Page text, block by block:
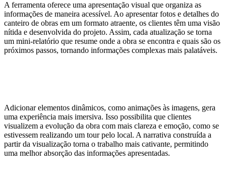
A ferramenta oferece uma apresentação visual que organiza as
informações de maneira acessível. Ao apresentar fotos e detalhes do
canteiro de obras em um formato atraente, os clientes têm uma visão
nítida e desenvolvida do projeto. Assim, cada atualização se torna
um mini-relatório que resume onde a obra se encontra e quais são os
próximos passos, tornando informações complexas mais palatáveis.
Adicionar elementos dinâmicos, como animações às imagens, gera
uma experiência mais imersiva. Isso possibilita que clientes
visualizem a evolução da obra com mais clareza e emoção, como se
estivessem realizando um tour pelo local. A narrativa construída a
partir da visualização torna o trabalho mais cativante, permitindo
uma melhor absorção das informações apresentadas.